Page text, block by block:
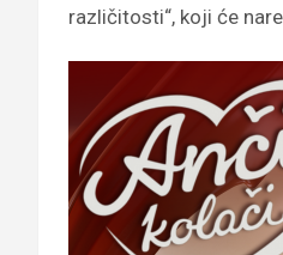
različitosti“, koji će